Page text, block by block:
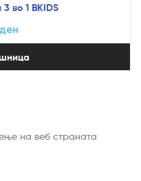
во 1 BKIDS
ден
на веб страната